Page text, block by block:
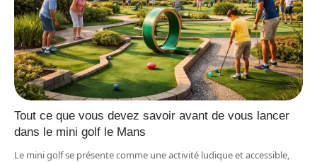
Tout ce que vous devez savoir avant de vous lancer
dans le mini golf le Mans
Le mini golf se présente comme une activité ludique et accessible,